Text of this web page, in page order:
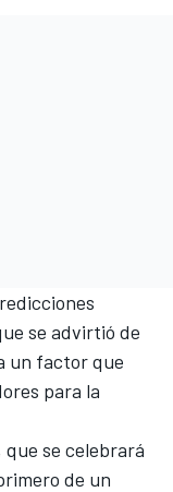
se advirtió de
un factor que
para la
que se celebrará
de un